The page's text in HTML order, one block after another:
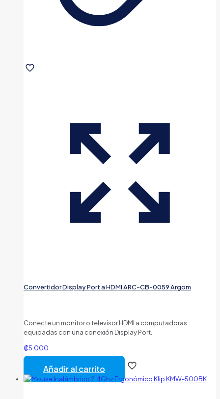
Convertidor Display Port a HDMI ARC-CB-0059 Argom
Conecte un monitor o televisor HDMI a computadoras
equipadas con una conexión Display Port.
₡5.000
Añadir al carrito